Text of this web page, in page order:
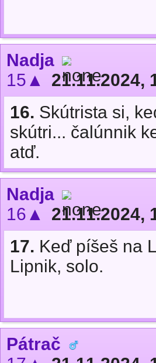
Nadja
15▲
21.11.2024,
16. Skútrista si,
skútri... čalúnnik
atď.
Nadja
16▲
21.11.2024,
17. Keď píšeš na
Lipnik, solo.
Pátrač